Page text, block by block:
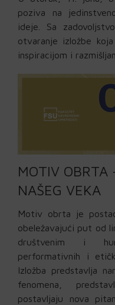
poziva na
ideje. Sa
otvaranje izložbe
inspiracijom i
MOTIV
NAŠEG VEKA
Motiv obrta je
obeležavajući put od
društvenim i
performativnih i
Izložba predstavlja
fenomena,
postavljaju nova